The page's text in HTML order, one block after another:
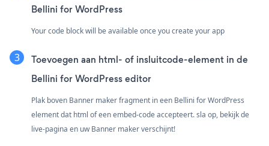
Bellini for WordPress
Your code block will be available once you create your app
Toevoegen aan html- of insluitcode-element in de
Bellini for WordPress editor
Plak boven Banner maker fragment in een Bellini for WordPress
element dat html of een embed-code accepteert. sla op, bekijk de
live-pagina en uw Banner maker verschijnt!